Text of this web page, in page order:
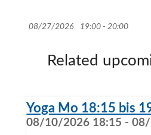
08/27/2026 19:00 - 20:00
Related
Yoga Mo 18:15 bis
08/10/2026 18:15 -